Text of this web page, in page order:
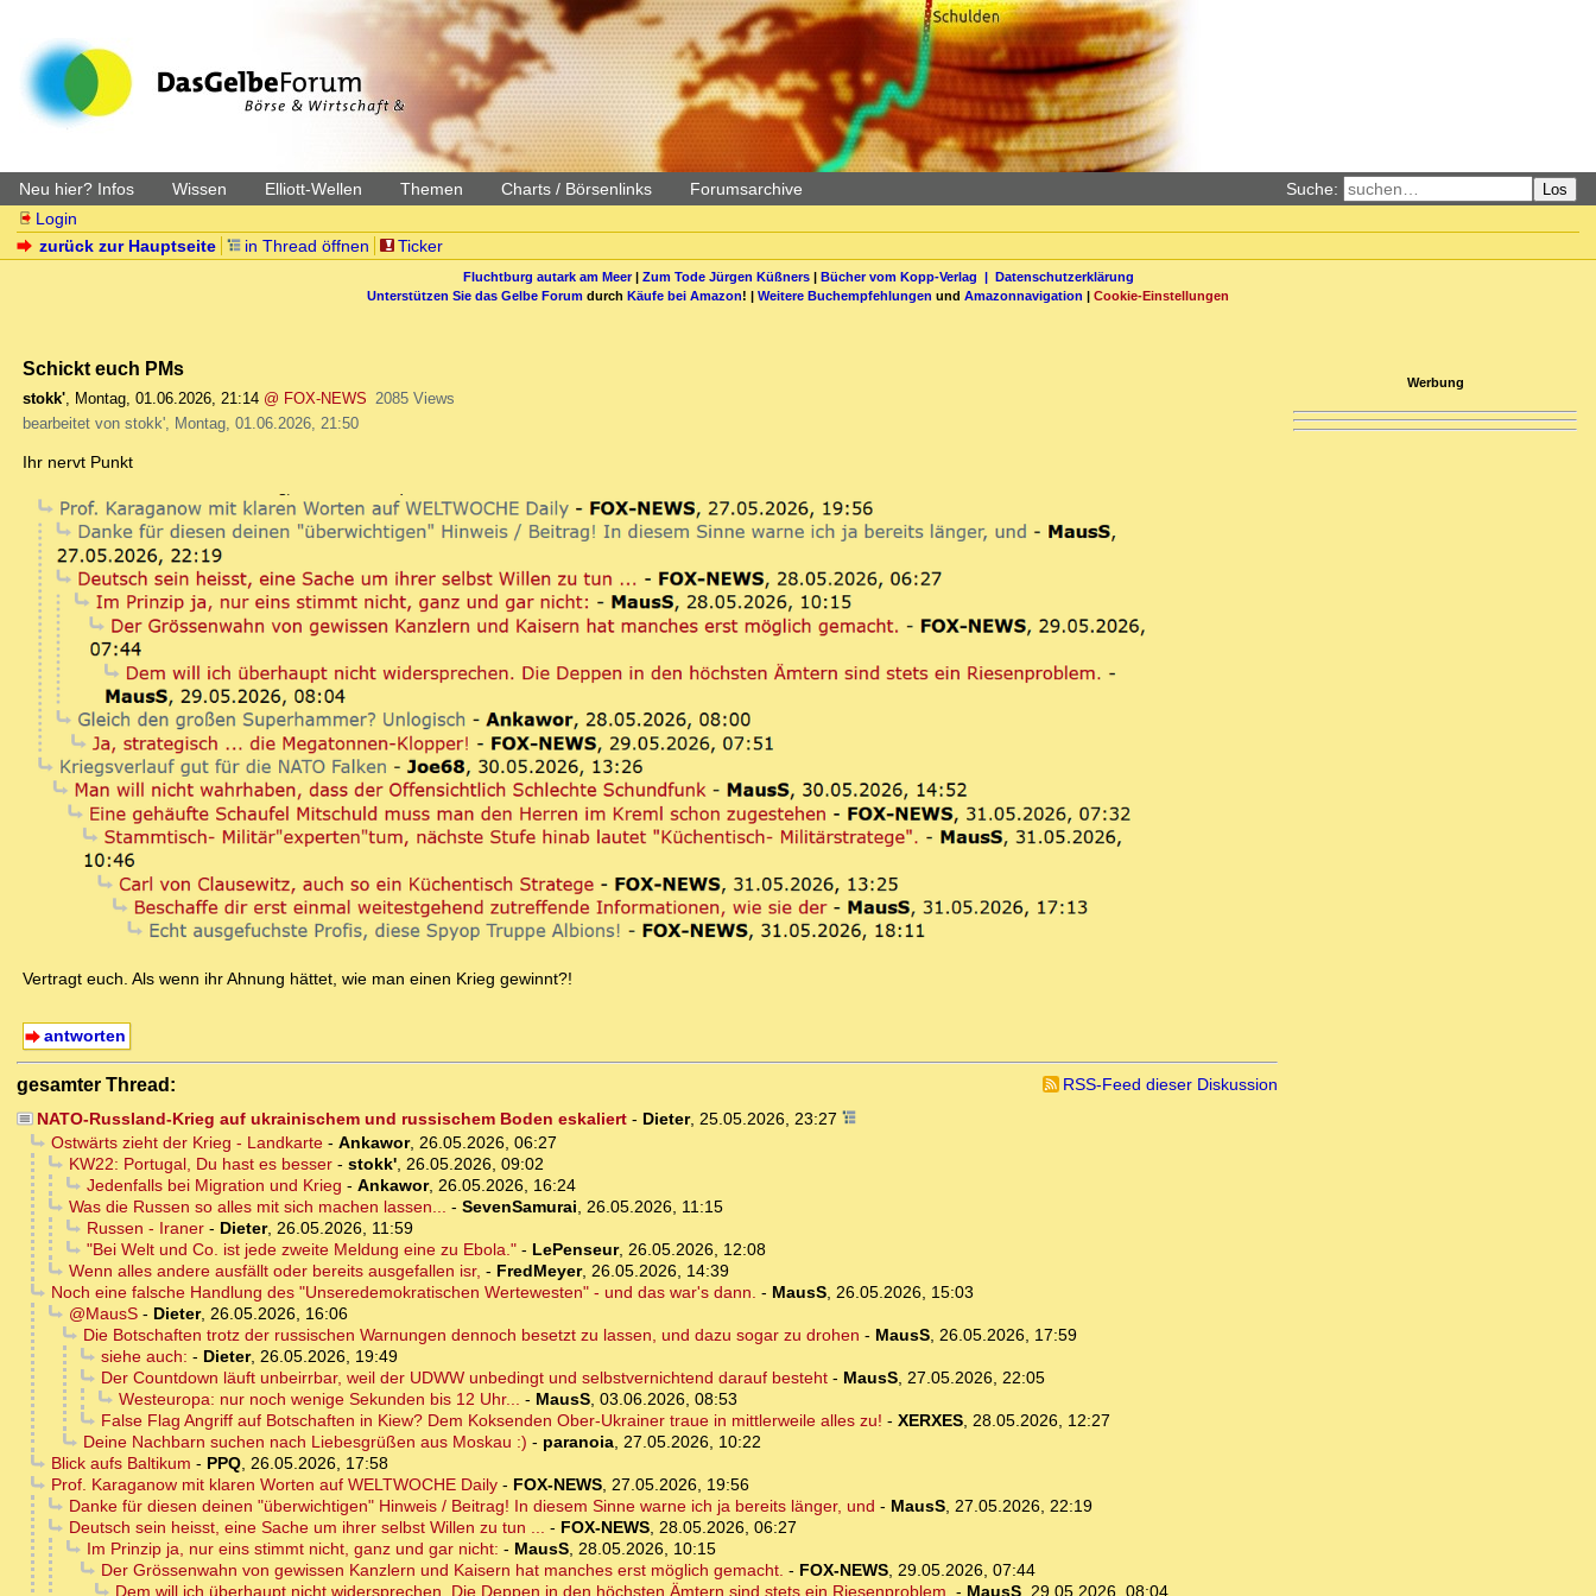
Neu hier? Infos Wissen Elliott-Wellen Themen Charts / Börsenlinks Forumsarchive Suche: Los
Login
zurück zur Hauptseite
in Thread öffnen Ticker
Fluchtburg autark am Meer| Zum Tode Jürgen Küßners| Bücher vom Kopp-Verlag | Datenschutzerklärung
Unterstützen Sie das Gelbe Forum durch Käufe bei Amazon! | Weitere Buchempfehlungen und Amazonnavigation | Cookie-Einstellungen
Schickt euch PMs
stokk', Montag, 01.06.2026, 21:14 @ FOX-NEWS 2085 Views
bearbeitet von stokk', Montag, 01.06.2026, 21:50
Ihr nervt Punkt
Vertragt euch. Als wenn ihr Ahnung hättet, wie man einen Krieg gewinnt?!
antworten
gesamter Thread:
RSS-Feed dieser Diskussion
NATO-Russland-Krieg auf ukrainischem und russischem Boden eskaliert- Dieter, 25.05.2026, 23:27
Ostwärts zieht der Krieg - Landkarte- Ankawor, 26.05.2026, 06:27
KW22: Portugal, Du hast es besser- stokk', 26.05.2026, 09:02
Jedenfalls bei Migration und Krieg - Ankawor, 26.05.2026, 16:24
Was die Russen so alles mit sich machen lassen...
- SevenSamurai
26.05.2026, 11:15
Russen - Iraner- Dieter, 26.05.2026, 11:59
"Bei Welt und Co. ist jede zweite Meldung eine zu Ebola."- LePenseur, 26.05.2026, 12:08
Wenn alles andere ausfällt oder bereits ausgefallen isr, - FredMeyer, 26.05.2026, 14:39
Noch eine falsche Handlung des "Unseredemokratischen Wertewesten" - und das war's dann. - MausS, 26.05.2026, 15:03
@MausS- Dieter, 26.05.2026, 16:06
Die Botschaften trotz der russischen Warnungen dennoch besetzt zu lassen, und dazu sogar zu drohen - MausS, 26.05.2026, 17:59
siehe auch: - Dieter, 26.05.2026, 19:49
Der Countdown läuft unbeirrbar, weil der UDWW unbedingt und selbstvernichtend darauf besteht- MausS, 27.05.2026, 22:05
Westeuropa: nur noch wenige Sekunden bis 12 Uhr...
- MausS, 03.06.2026, 08:53
False Flag Angriff auf Botschaften in Kiew? Dem Koksenden Ober-Ukrainer traue in mittlerweile alles zu! - XERXES, 28.05.2026, 12:27
Deine Nachbarn suchen nach Liebesgrüßen aus Moskau :) - paranoia, 27.05.2026, 10:22
Blick aufs Baltikum - PPQ, 26.05.2026, 17:58
Prof. Karaganow mit klaren Worten auf WELTWOCHE Daily- FOX-NEWS, 27.05.2026, 19:56
Danke für diesen deinen "überwichtigen" Hinweis / Beitrag! In diesem Sinne warne ich ja bereits länger, und - MausS, 27.05.2026, 22:19
Deutsch sein heisst, eine Sache um ihrer selbst Willen zu tun ...
- FOX-NEWS, 28.05.2026, 06:27
Im Prinzip ja, nur eins stimmt nicht, ganz und gar nicht: - MausS, 28.05.2026, 10:15
Der Grössenwahn von gewissen Kanzlern und Kaisern hat manches erst möglich gemacht. - FOX-NEWS, 29.05.2026, 07:44
Dem will ich überhaupt nicht widersprechen. Die Deppen in den höchsten Ämtern sind stets ein Riesenproblem. - MausS, 29.05.2026, 08:04
Werbung